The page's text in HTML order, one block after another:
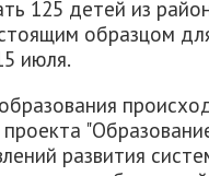
125 детей из
образцом
июля.
развития